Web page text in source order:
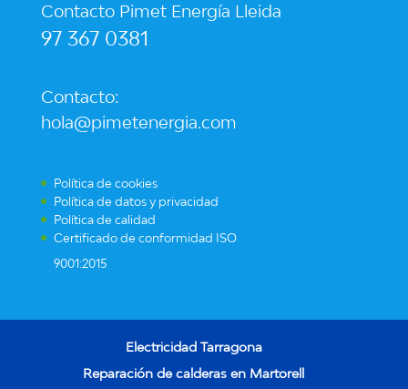
Contacto Pimet Energía Lleida
97 367 0381
Contacto:
hola@pimetenergia.com
Política de cookies
Política de datos y privacidad
Política de calidad
Certificado de conformidad ISO
9001:2015
Electricidad Tarragona
Reparación de calderas en Martorell